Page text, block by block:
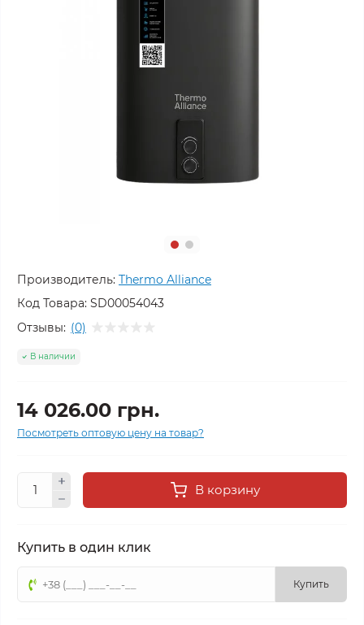
Производитель: Thermo Alliance
Код Товара: SD00054043
Отзывы: (0)
В наличии
14 026.00 грн.
Посмотреть оптовую цену на товар?
В корзину
Купить в один клик
Купить